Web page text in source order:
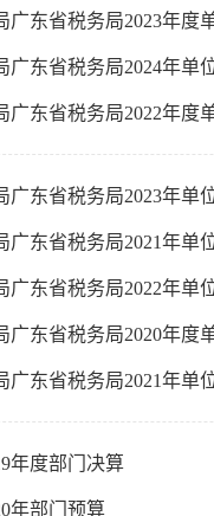
广东省税务局2023年度
广东省税务局2024年单
广东省税务局2022年度
广东省税务局2023年单
广东省税务局2021年单
广东省税务局2022年单
广东省税务局2020年度
广东省税务局2021年单
年度部门决算
年部门预算